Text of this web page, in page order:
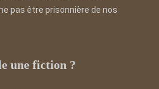
pas être prisonnière de nos
une fiction ?